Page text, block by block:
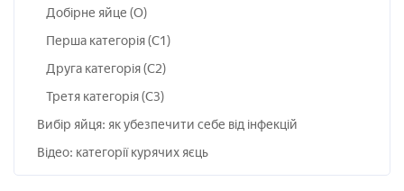
Добірне яйце (О)
Перша категорія (С1)
Друга категорія (С2)
Третя категорія (С3)
Вибір яйця: як убезпечити себе від інфекцій
Відео: категорії курячих яєць